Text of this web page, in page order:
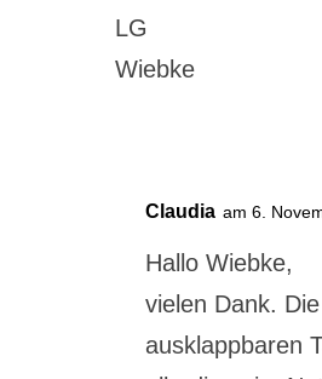
LG
Wiebke
Claudia am 6.
Hallo Wiebke,
vielen Dank.
ausklappbaren